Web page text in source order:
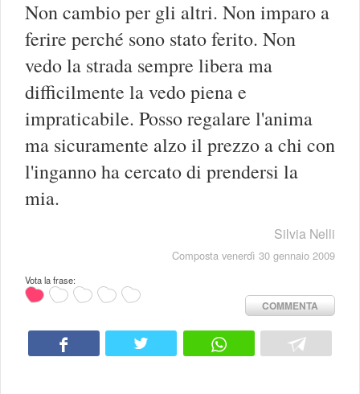
Non cambio per gli altri. Non imparo a
ferire perché sono stato ferito. Non
vedo la strada sempre libera ma
difficilmente la vedo piena e
impraticabile. Posso regalare l'anima
ma sicuramente alzo il prezzo a chi con
l'inganno ha cercato di prendersi la
mia.
Silvia Nelli
Composta venerdì 30 gennaio 2009
Vota la frase:
COMMENTA